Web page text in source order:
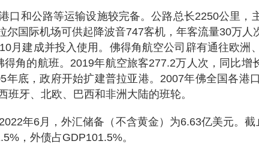
口和公路等运输设施较完备。公路总长2250公里
尔国际机场可供起降波音747客机，年客流量30万
月建成并投入使用。佛得角航空公司辟有通往欧
角的航班。2019年航空旅客277.2万人次，同比
年底，政府开始扩建普拉亚港。2007年佛全国各
班牙、北欧、巴西和非洲大陆的班轮。
年6月，外汇储备（不含黄金）为6.63亿美元。
，外债占GDP101.5%。